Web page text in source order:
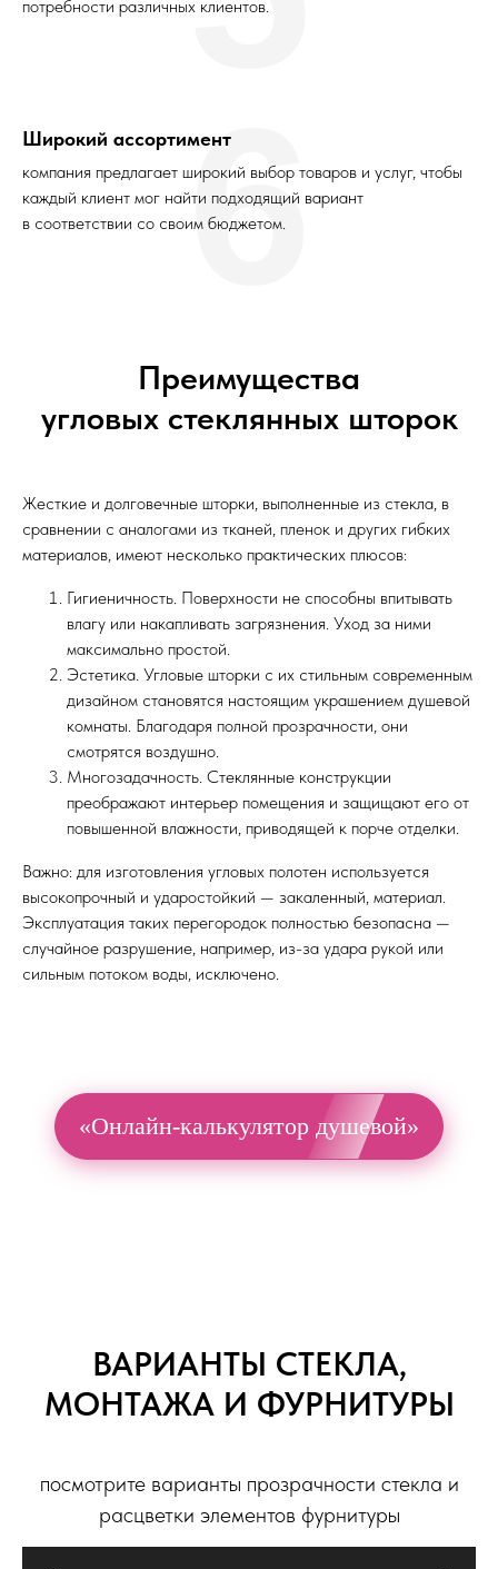
потребности различных клиентов.
Широкий ассортимент
компания предлагает широкий выбор товаров и услуг, чтобы
каждый клиент мог найти подходящий вариант
в соответствии со своим бюджетом.
6
Преимущества
угловых стеклянных шторок
Жесткие и долговечные шторки, выполненные из стекла, в
сравнении с аналогами из тканей, пленок и других гибких
материалов, имеют несколько практических плюсов:
Гигиеничность. Поверхности не способны впитывать
влагу или накапливать загрязнения. Уход за ними
максимально простой.
Эстетика. Угловые шторки с их стильным современным
дизайном становятся настоящим украшением душевой
комнаты. Благодаря полной прозрачности, они
смотрятся воздушно.
Многозадачность. Стеклянные конструкции
преображают интерьер помещения и защищают его от
повышенной влажности, приводящей к порче отделки.
Важно: для изготовления угловых полотен используется
высокопрочный и ударостойкий — закаленный, материал.
Эксплуатация таких перегородок полностью безопасна —
случайное разрушение, например, из-за удара рукой или
сильным потоком воды, исключено.
«Онлайн-калькулятор душевой»
ВАРИАНТЫ СТЕКЛА,
МОНТАЖА И ФУРНИТУРЫ
посмотрите варианты прозрачности стекла и
расцветки элементов фурнитуры